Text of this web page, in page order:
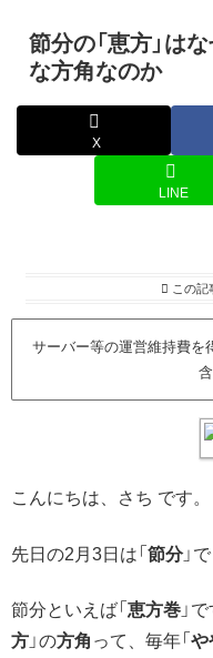
節分の「恵方」は
な方角なのか
X
LINE
この記
サーバー等の運営維持費を
こんにちは、さち です。
先日の2月3日は「 節分」
節分といえば「 恵方巻 」
方 」の方角 って、毎年「 や